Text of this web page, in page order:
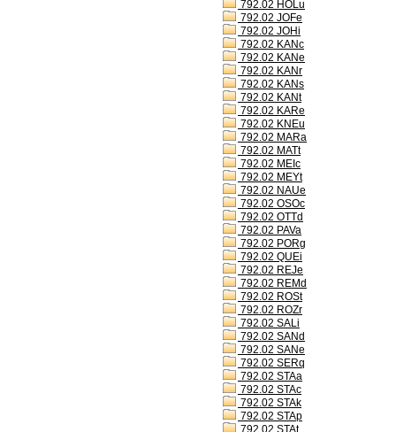
792.02 HOLu
792.02 JOFe
792.02 JOHi
792.02 KANc
792.02 KANe
792.02 KANr
792.02 KANs
792.02 KANt
792.02 KARe
792.02 KNEu
792.02 MARa
792.02 MATt
792.02 MEIc
792.02 MEYt
792.02 NAUe
792.02 OSOc
792.02 OTTd
792.02 PAVa
792.02 PORg
792.02 QUEi
792.02 REJe
792.02 REMd
792.02 ROSt
792.02 ROZr
792.02 SALi
792.02 SANd
792.02 SANe
792.02 SERq
792.02 STAa
792.02 STAc
792.02 STAk
792.02 STAp
792.02 STAt